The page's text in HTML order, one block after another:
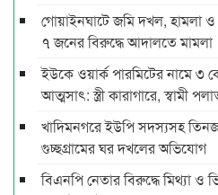
গোয়াইনঘাটে জমি দখল, হামলা
৭ জনের বিরুদ্ধে আদালতে মামলা
ইউকে ওয়ার্ক পারমিটের নামে ৩
আত্মসাৎ: স্ত্রী কারাগারে, স্বামী
খাদিমনগরে ইউপি সদস্যসহ
গুচ্ছগ্রামের ঘর দখলের অভিযোগ
বিএনপি নেতার বিরুদ্ধে মিথ্যা ও